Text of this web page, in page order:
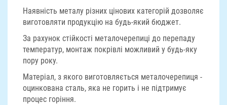
Наявність металу різних цінових категорій дозволяє
виготовляти продукцію на будь-який бюджет.
За рахунок стійкості металочерепиці до перепаду
температур, монтаж покрівлі можливий у будь-яку
пору року.
Матеріал, з якого виготовляється металочерепиця -
оцинкована сталь, яка не горить і не підтримує
процес горіння.